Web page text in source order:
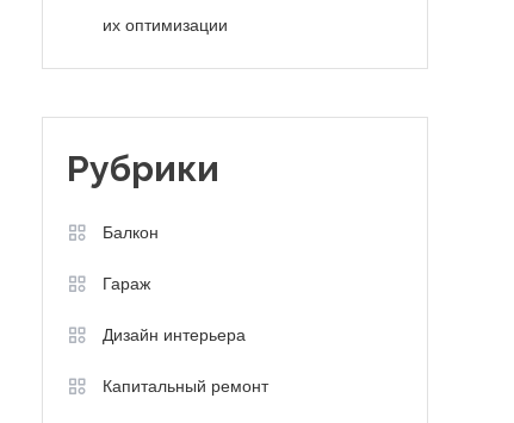
их оптимизации
Рубрики
Балкон
Гараж
Дизайн интерьера
Капитальный ремонт